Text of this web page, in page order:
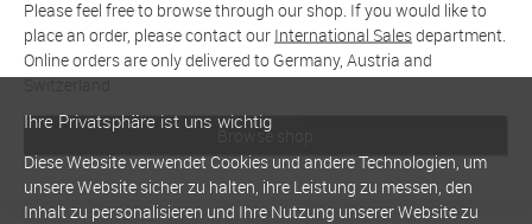
Please feel free to browse through our shop. If you would like to
place an order, please contact our International Salesdepartment.
Online orders are only delivered to Germany, Austria and
Switzerland
Browse shop
Ihre Privatsphäre ist uns wichtig
Diese Website verwendet Cookies und andere Technologien, um
unsere Website sicher zu halten, ihre Leistung zu messen, den
Inhalt zu personalisieren und Ihre Nutzung unserer Website zu